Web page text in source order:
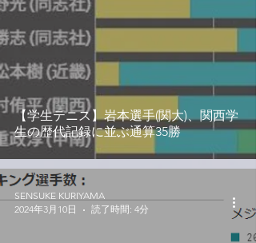
【学生テニス】岩本選手(関大)、関西学
生の歴代記録に並ぶ通算35勝
SENSUKE KURIYAMA
2024年3月10日
読了時間: 4分